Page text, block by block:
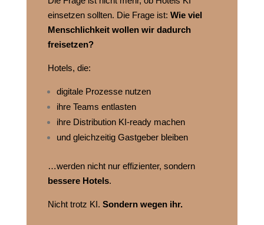
einsetzen sollten. Die Frage ist: Wie viel
Menschlichkeit wollen wir dadurch
freisetzen?
Hotels, die:
digitale Prozesse nutzen
ihre Teams entlasten
ihre Distribution KI‑ready machen
und gleichzeitig Gastgeber bleiben
…werden nicht nur effizienter, sondern
bessere Hotels.
Nicht trotz KI. Sondern wegen ihr.